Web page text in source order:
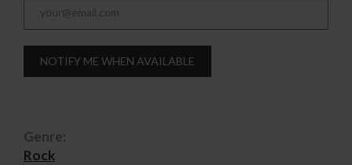
NOTIFY ME WHEN AVAILABLE
Genre:
Rock